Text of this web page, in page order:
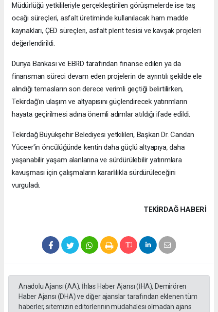
Müdürlüğü yetkilileriyle gerçekleştirilen görüşmelerde ise taş
ocağı süreçleri, asfalt üretiminde kullanılacak ham madde
kaynakları, ÇED süreçleri, asfalt plent tesisi ve kavşak projeleri
değerlendirildi.
Dünya Bankası ve EBRD tarafından finanse edilen ya da
finansman süreci devam eden projelerin de ayrıntılı şekilde ele
alındığı temasların son derece verimli geçtiği belirtilirken,
Tekirdağ’ın ulaşım ve altyapısını güçlendirecek yatırımların
hayata geçirilmesi adına önemli adımlar atıldığı ifade edildi.
Tekirdağ Büyükşehir Belediyesi yetkilileri, Başkan Dr. Candan
Yüceer’in öncülüğünde kentin daha güçlü altyapıya, daha
yaşanabilir yaşam alanlarına ve sürdürülebilir yatırımlara
kavuşması için çalışmaların kararlılıkla sürdürüleceğini
vurguladı.
TEKIRDAĞ HABERİ
Anadolu Ajansı (AA), İhlas Haber Ajansı (İHA), Demirören
Haber Ajansı (DHA) ve diğer ajanslar tarafından eklenen tüm
haberler, sitemizin editörlerinin müdahalesi olmadan ajans